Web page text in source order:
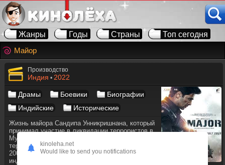
Жанры Годы Страны
Топ сегодня
Майор
Производство
Индия • 2022
Драмы Боевики
Биографии
Индийские
Исторические
Жизнь майора Сандипа Унникришнана, который
принимал участие в ликвидации террористов в
Мумбаи в ноябре 2008 года во время серии
терактов и впоследствии получил 26 января
2009 года Чакру Ашока, высшую награду
индийской галантности в мирное время.
kinoleha.net
Would like to send you notifications